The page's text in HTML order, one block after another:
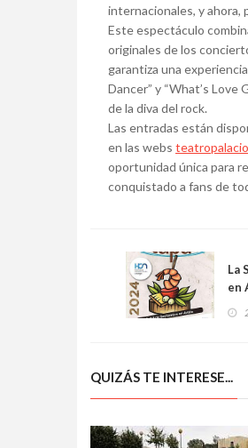
internacionales, y ahora,
Este espectáculo
originales de los
garantiza una
Dancer” y “What’s
de la diva del rock.
Las entradas están
en las webs
oportunidad única para
conquistado a fans de
La
en
QUIZÁS TE INTERESE...